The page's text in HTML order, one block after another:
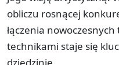
obliczu rosnącej
łączenia
technikami staje się
dziedzinie.